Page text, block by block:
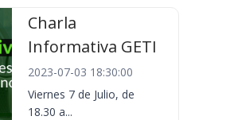
Charla
Informativa GETI
2023-07-03 18:30:00
Viernes 7 de Julio, de
18.30 a...